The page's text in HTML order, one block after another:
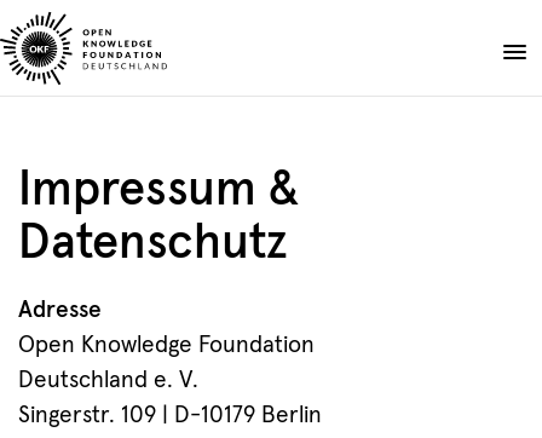
Skip
to
Projekte
Publikationen
DE EN
öffnen
Impressum &
Datenschutz
Adresse
Open Knowledge Foundation
Deutschland e. V.
Singerstr. 109 | D-10179 Berlin